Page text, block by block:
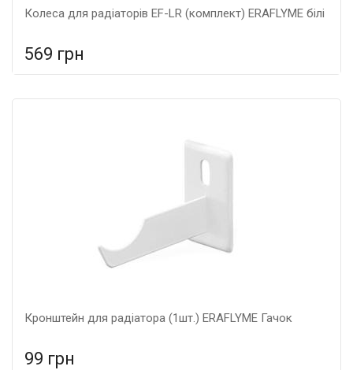
Колеса для радіаторів EF-LR (комплект) ERAFLYME білі
569 грн
Кронштейн для радіатора (1шт.) ERAFLYME Гачок
99 грн